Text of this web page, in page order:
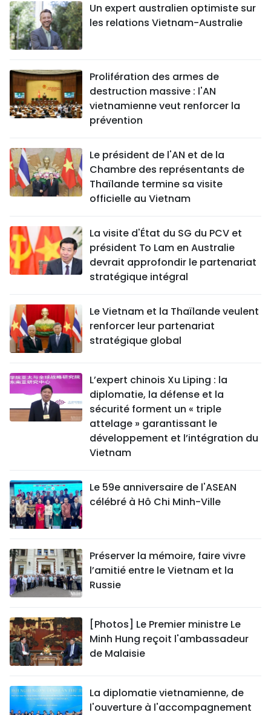
Un expert australien optimiste sur
les relations Vietnam-Australie
Prolifération des armes de
destruction massive : l'AN
vietnamienne veut renforcer la
prévention
Le président de l'AN et de la
Chambre des représentants de
Thaïlande termine sa visite
officielle au Vietnam
La visite d'État du SG du PCV et
président To Lam en Australie
devrait approfondir le partenariat
stratégique intégral
Le Vietnam et la Thaïlande veulent
renforcer leur partenariat
stratégique global
L’expert chinois Xu Liping : la
diplomatie, la défense et la
sécurité forment un « triple
attelage » garantissant le
développement et l’intégration du
Vietnam
Le 59e anniversaire de l'ASEAN
célébré à Hô Chi Minh-Ville
Préserver la mémoire, faire vivre
l’amitié entre le Vietnam et la
Russie
[Photos] Le Premier ministre Le
Minh Hung reçoit l'ambassadeur
de Malaisie
La diplomatie vietnamienne, de
l'ouverture à l'accompagnement